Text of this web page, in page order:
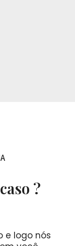
?
e logo nós